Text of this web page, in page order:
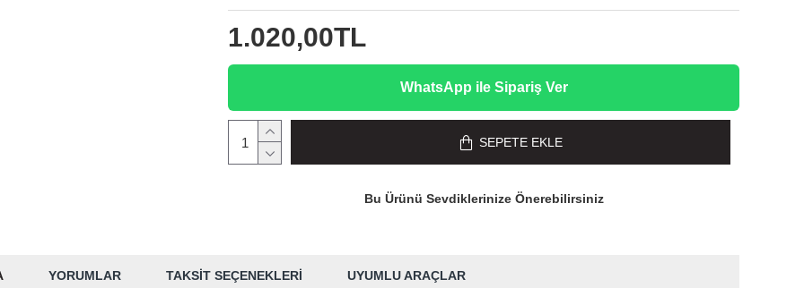
1.020,00TL
WhatsApp ile Sipariş Ver
SEPETE EKLE
Bu Ürünü Sevdiklerinize Önerebilirsiniz
YORUMLAR TAKSIT SEÇENEKLERI UYUMLU ARAÇLAR